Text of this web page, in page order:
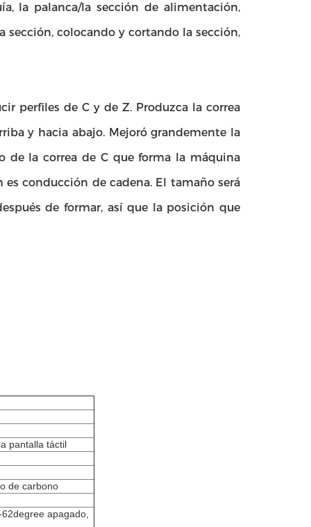
la palanca/la sección de alimentación,
colocando y cortando la sección,
perfiles de C y de Z. Produzca la correa
y hacia abajo. Mejoró grandemente la
de la correa de C que forma la máquina
conducción de cadena. El tamaño será
de formar, así que la posición que
pantalla táctil
de carbono
apagado,